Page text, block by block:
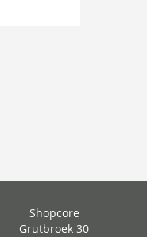
Shopcore
Grutbroek 30